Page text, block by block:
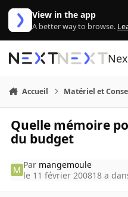
Aller au contenu
View in the app
A better way to browse.
Accueil Matériel et
Quelle mémoire
du budget
Par mangemoule
le 11 février 200818 a